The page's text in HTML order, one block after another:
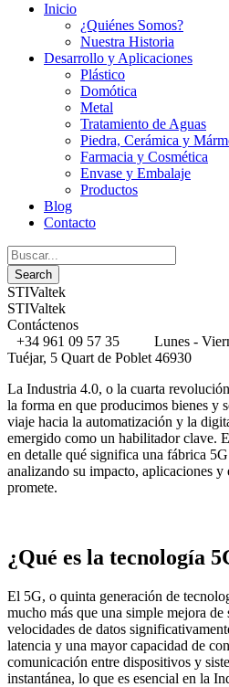
Inicio
¿Quiénes Somos?
Nuestra Historia
Desarrollo y Aplicaciones
Plástico
Domótica
Metal
Tratamiento de Aguas
Piedra, Cerámica y
Farmacia y Cosmética
Envase y Embalaje
Productos
Blog
Contacto
STIValtek
STIValtek
Contáctenos
+34 961 09 57 35
Lunes -
Tuéjar, 5 Quart de Poblet 46930
La Industria 4.0, o la cuarta
la forma en que producimos bienes y
viaje hacia la automatización y la
emergido como un habilitador clave.
en detalle qué significa una fábrica
analizando su impacto, aplicaciones
promete.
¿Qué es la tecnología
El 5G, o quinta generación de
mucho más que una simple mejora
velocidades de datos
latencia y una mayor capacidad de
comunicación entre dispositivos y
instantánea, lo que es esencial en la